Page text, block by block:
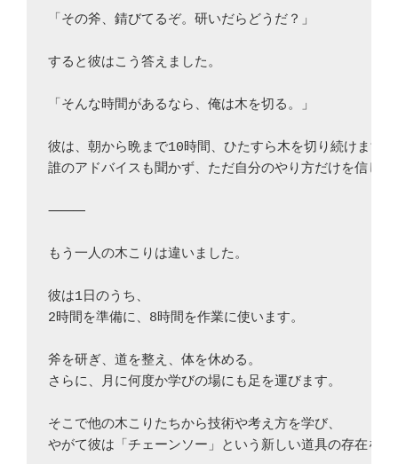
「その斧、錆びてるぞ。研いだらどうだ？」
すると彼はこう答えました。
「そんな時間があるなら、俺は木を切る。」
彼は、朝から晩まで10時間、ひたすら木を切り続けます。
誰のアドバイスも聞かず、ただ自分のやり方だけを信じて
⸻
もう一人の木こりは違いました。
彼は1日のうち、
2時間を準備に、8時間を作業に使います。
斧を研ぎ、道を整え、体を休める。
さらに、月に何度か学びの場にも足を運びます。
そこで他の木こりたちから技術や考え方を学び、
やがて彼は「チェーンソー」という新しい道具の存在を知